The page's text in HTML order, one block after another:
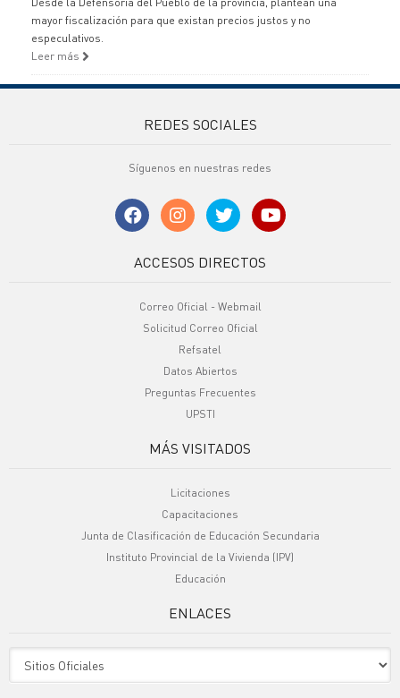
mayor fiscalización para que existan precios justos y no
especulativos.
Leer más
REDES SOCIALES
Síguenos en nuestras redes
ACCESOS DIRECTOS
Correo Oficial - Webmail
Solicitud Correo Oficial
Refsatel
Datos Abiertos
Preguntas Frecuentes
UPSTI
MÁS VISITADOS
Licitaciones
Capacitaciones
Junta de Clasificación de Educación Secundaria
Instituto Provincial de la Vivienda (IPV)
Educación
ENLACES